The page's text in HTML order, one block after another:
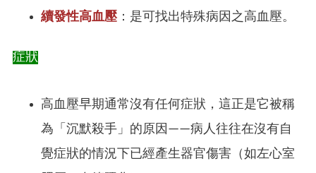
續發性高血壓 ：是可找出特殊病因之高血壓。
症狀
高血壓早期通常沒有任何症狀，這正是它被稱
為「沉默殺手」的原因——病人往往在沒有自
覺症狀的情況下已經產生器官傷害（如左心室